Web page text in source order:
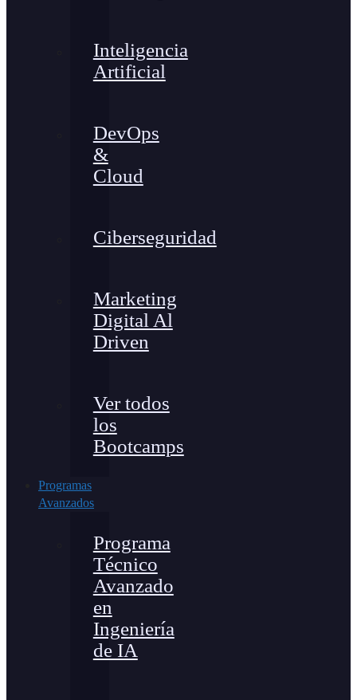
Inteligencia
Artificial
DevOps
&
Cloud
Ciberseguridad
Marketing
Digital Al
Driven
Ver todos
los
Bootcamps
Programas
Avanzados
Programa
Técnico
Avanzado
en
Ingeniería
de IA